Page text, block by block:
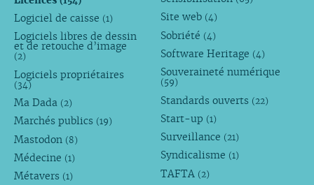
Logiciel de caisse (1)
Logiciels libres de dessin
et de retouche d’image
(2)
Logiciels propriétaires
(34)
Ma Dada (2)
Marchés publics (19)
Mastodon (8)
Médecine (1)
Métavers (1)
Site web (4)
Sobriété (4)
Software Heritage (4)
Souveraineté numérique
(59)
Standards ouverts (22)
Start-up (1)
Surveillance (21)
Syndicalisme (1)
TAFTA (2)